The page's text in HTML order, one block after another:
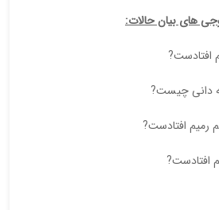
های بیان حالات:
افتادست?
دانی چیست?
افتادست?
افتادست?